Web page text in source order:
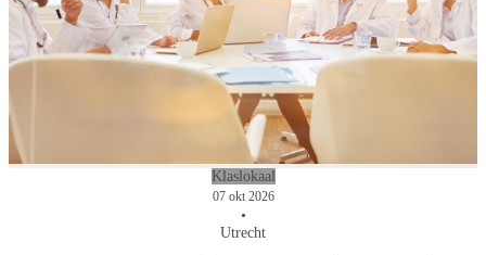
Klaslokaal
07 okt 2026
•
Utrecht